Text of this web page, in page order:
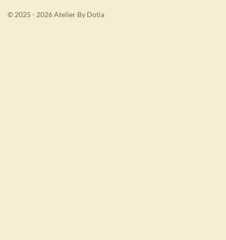
k
© 2025 - 2026 Atelier By Dotia